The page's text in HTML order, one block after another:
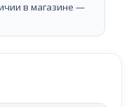
в магазине —